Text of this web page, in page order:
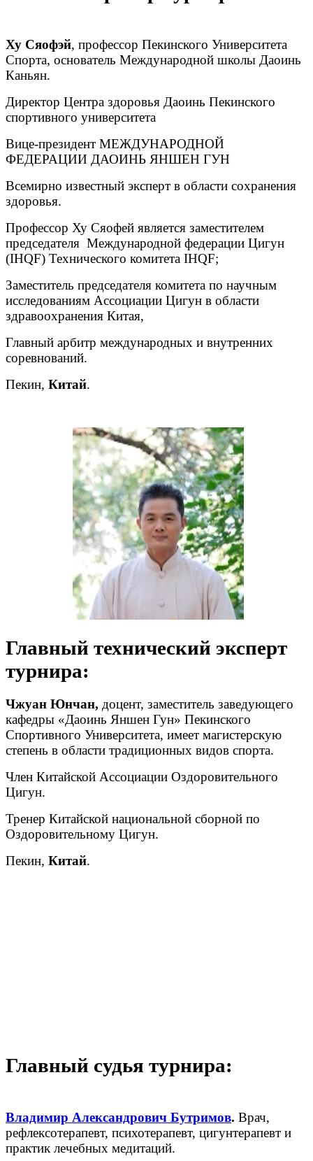
Ху Сяофэй, профессор Пекинского Университета
Спорта, основатель Международной школы Даоинь
Каньян.
Директор Центра здоровья Даоинь Пекинского
спортивного университета
Вице-президент МЕЖДУНАРОДНОЙ
ФЕДЕРАЦИИ ДАОИНЬ ЯНШЕН ГУН
Всемирно известный эксперт в области сохранения
здоровья.
Профессор Ху Сяофей является заместителем
председателя Международной федерации Цигун
(IHQF) Технического комитета IHQF;
Заместитель председателя комитета по научным
исследованиям Ассоциации Цигун в области
здравоохранения Китая,
Главный арбитр международных и внутренних
соревнований.
Пекин, Китай.
Главный технический эксперт
турнира:
Чжуан Юнчан, доцент, заместитель заведующего
кафедры «Даоинь Яншен Гун» Пекинского
Спортивного Университета, имеет магистерскую
степень в области традиционных видов спорта.
Член Китайской Ассоциации Оздоровительного
Цигун.
Тренер Китайской национальной сборной по
Оздоровительному Цигун.
Пекин, Китай.
Главный судья турнира:
Владимир Александрович Бутримов. Врач,
рефлексотерапевт, психотерапевт, цигунтерапевт и
практик лечебных медитаций.